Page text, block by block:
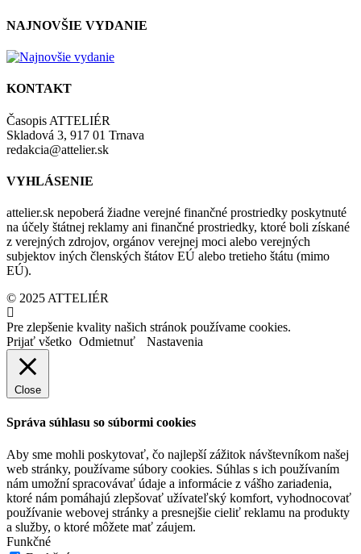
NAJNOVŠIE VYDANIE
KONTAKT
Časopis ATTELIÉR
Skladová 3, 917 01 Trnava
redakcia@attelier.sk
VYHLÁSENIE
attelier.sk nepoberá žiadne verejné finančné prostriedky poskytnuté
na účely štátnej reklamy ani finančné prostriedky, ktoré boli získané
z verejných zdrojov, orgánov verejnej moci alebo verejných
subjektov iných členských štátov EÚ alebo tretieho štátu (mimo
EÚ).
© 2025 ATTELIÉR
Pre zlepšenie kvality našich stránok používame cookies.
Prijať všetko Odmietnuť Nastavenia
Close
Správa súhlasu so súbormi cookies
Aby sme mohli poskytovať, čo najlepší zážitok návštevníkom našej
web stránky, používame súbory cookies. Súhlas s ich používaním
nám umožní spracovávať údaje a informácie z vášho zariadenia,
ktoré nám pomáhajú zlepšovať užívateľský komfort, vyhodnocovať
používanie webovej stránky a presnejšie cieliť reklamu na produkty
a služby, o ktoré môžete mať záujem.
Funkčné